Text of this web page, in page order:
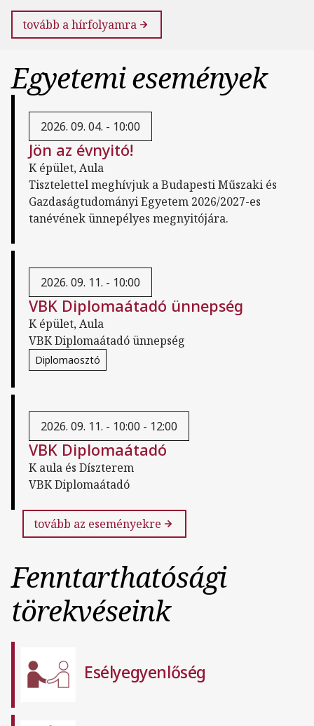
tovább a hírfolyamra
Egyetemi események
2026. 09. 04. - 10:00
Jön az évnyitó!
K épület, Aula
Tisztelettel meghívjuk a Budapesti Műszaki és
Gazdaságtudományi Egyetem 2026/2027-es
tanévének ünnepélyes megnyitójára.
2026. 09. 11. - 10:00
VBK Diplomaátadó ünnepség
K épület, Aula
VBK Diplomaátadó ünnepség
Diplomaosztó
2026. 09. 11. - 10:00 - 12:00
VBK Diplomaátadó
K aula és Díszterem
VBK Diplomaátadó
tovább az eseményekre
Fenntarthatósági
törekvéseink
Esélyegyenlőség